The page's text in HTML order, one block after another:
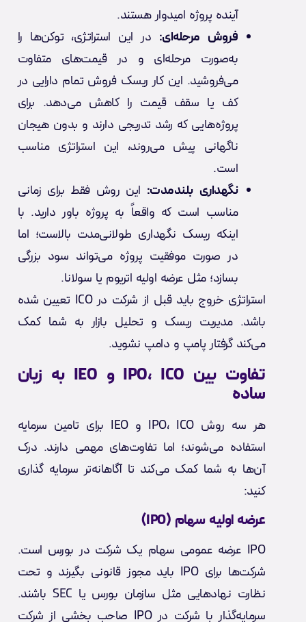
آینده پروژه امیدوار هستند.
فروش مرحله‌ای: در این استراتژی، توکن‌ها را
به‌صورت مرحله‌ای و در قیمت‌های متفاوت
می‌فروشید. این کار ریسک فروش تمام دارایی در
کف یا سقف قیمت را کاهش می‌دهد. برای
پروژه‌هایی که رشد تدریجی دارند و بدون هیجان
ناگهانی پیش می‌روند، این استراتژی مناسب
است.
نگهداری بلندمدت: این روش فقط برای زمانی
مناسب است که واقعاً به پروژه باور دارید. با
اینکه ریسک نگهداری طولانی‌مدت بالاست؛ اما
در صورت موفقیت پروژه می‌تواند سود بزرگی
بسازد؛ مثل عرضه اولیه اتریوم یا سولانا.
استراتژی خروج باید قبل از شرکت در ICO تعیین شده
باشد. مدیریت ریسک و تحلیل بازار به شما کمک
می‌کند گرفتار پامپ و دامپ‌ نشوید.
تفاوت بین IPO، ICO و IEO به زبان
ساده
هر سه روش IPO، ICO و IEO برای تامین سرمایه
استفاده می‌شوند؛ اما تفاوت‌های مهمی دارند. درک
آن‌ها به شما کمک می‌کند تا آگاهانه‌تر سرمایه گذاری
کنید:
عرضه اولیه سهام (IPO)
IPO عرضه عمومی سهام یک شرکت در بورس است.
شرکت‌ها برای IPO باید مجوز قانونی بگیرند و تحت
نظارت نهادهایی مثل سازمان بورس یا SEC باشند.
سرمایه‌گذار با شرکت در IPO صاحب بخشی از شرکت